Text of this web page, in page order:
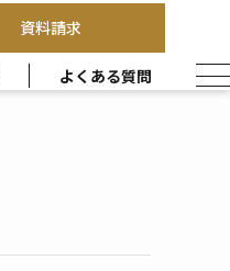
資料請求
よくある質問